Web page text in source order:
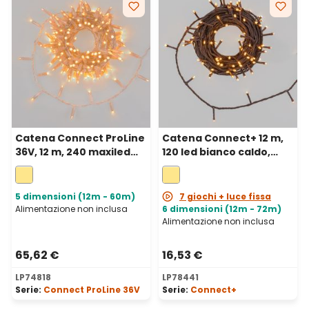
Catena Connect ProLine
36V, 12 m, 240 maxiled
bianco caldo, cavo
trasparente,
prolungabile
5 dimensioni (12m - 60m)
Alimentazione non inclusa
65,62 €
LP74818
Serie: Connect ProLine 36V
Catena Connect+ 12 m,
120 led bianco caldo,
cavo marrone,
prolungabile
7 giochi + luce fissa
6 dimensioni (12m - 72m)
Alimentazione non inclusa
16,53 €
LP78441
Serie: Connect+